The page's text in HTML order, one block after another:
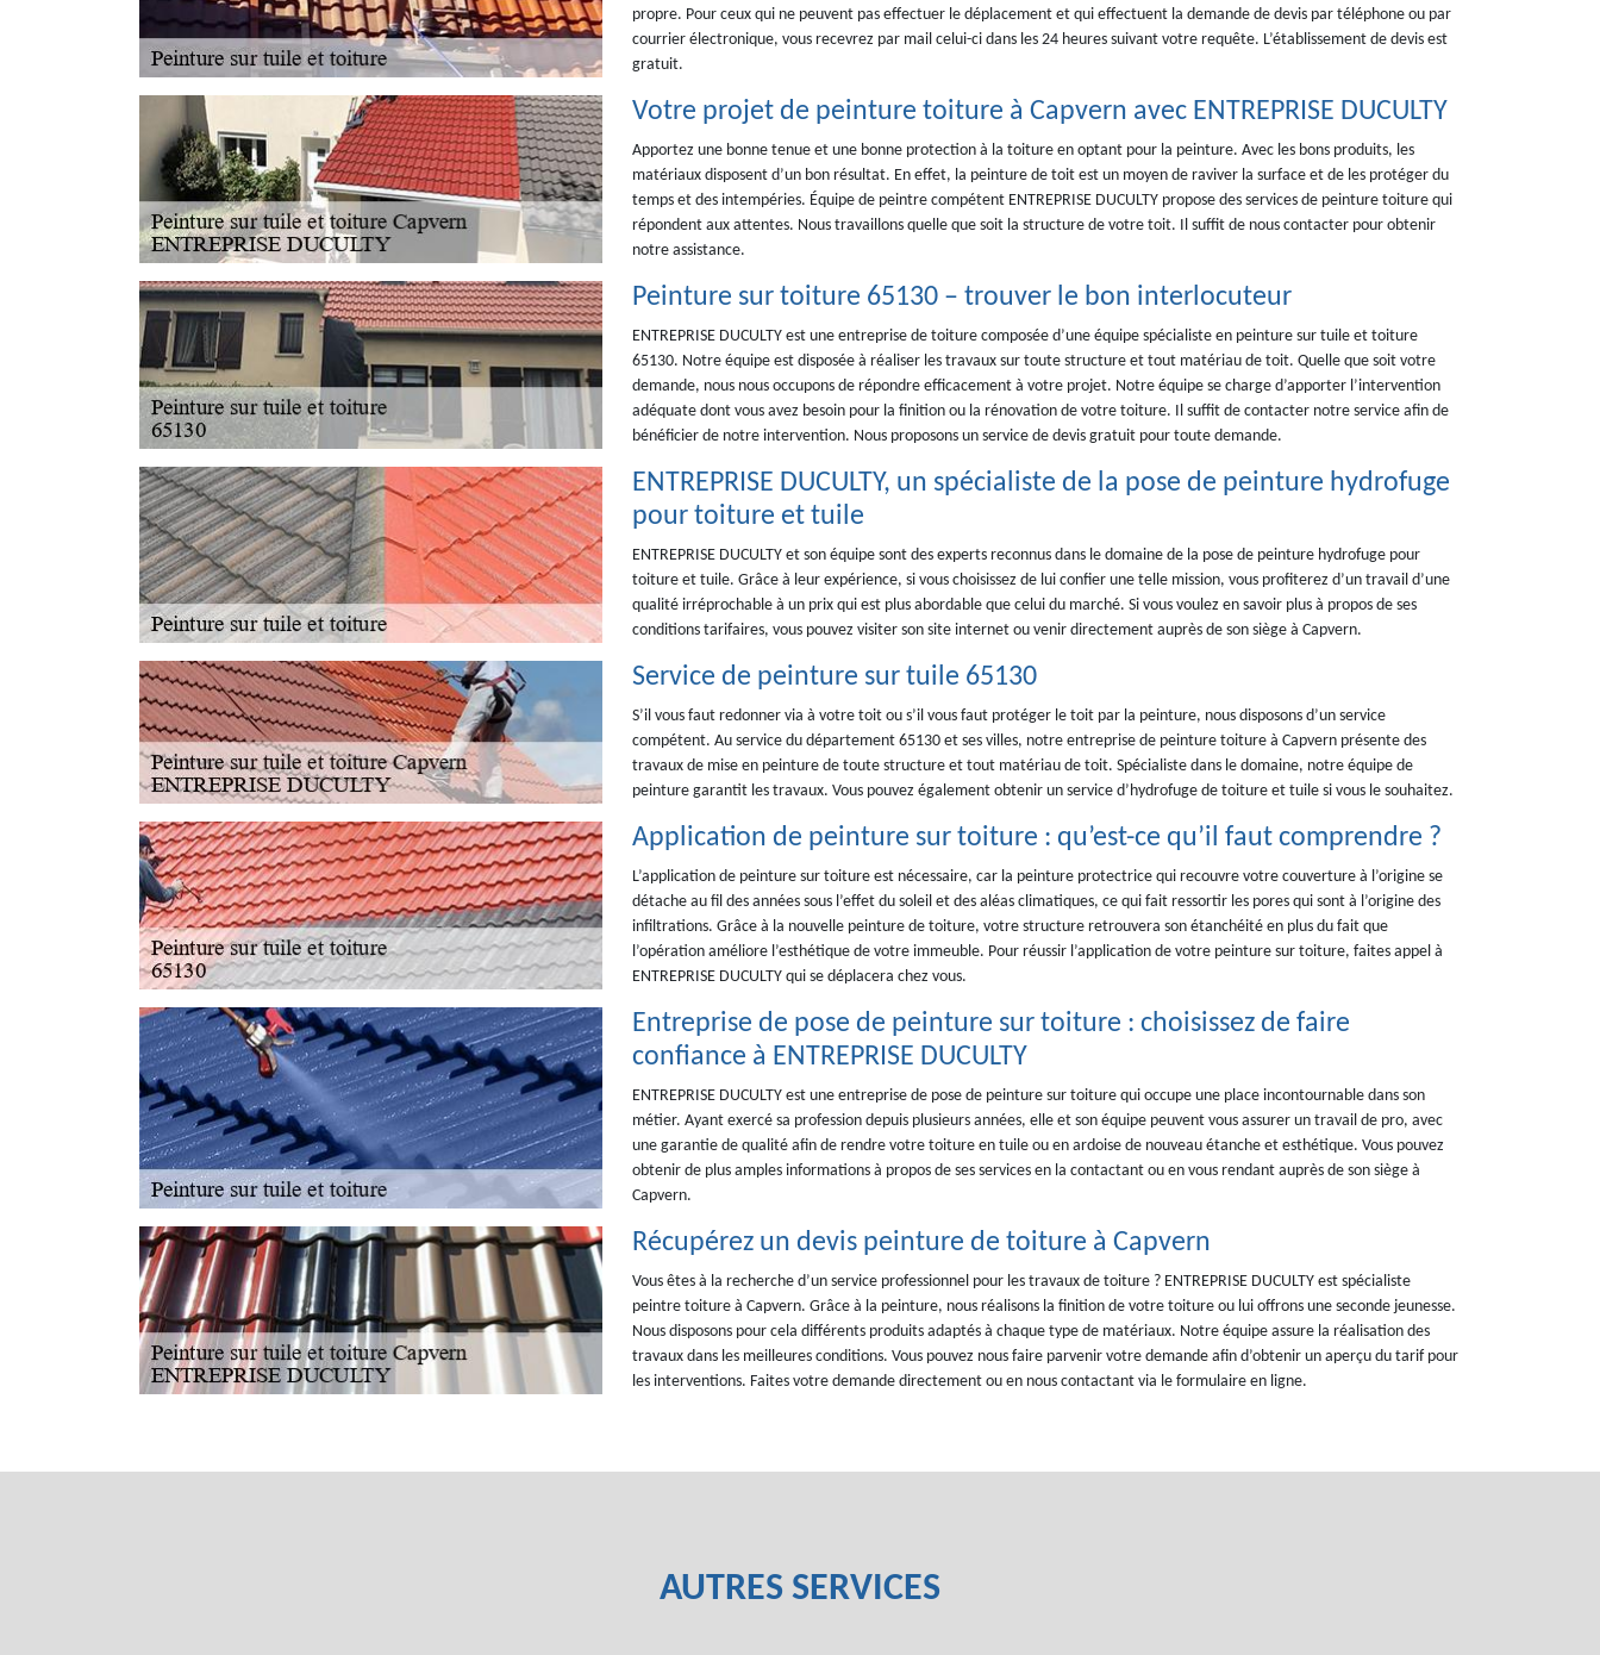
propre. Pour ceux qui ne peuvent pas effectuer le déplacement et qui effectuent la demande de devis par téléphone ou par
courrier électronique, vous recevrez par mail celui-ci dans les 24 heures suivant votre requête. L’établissement de devis est
gratuit.
Votre projet de peinture toiture à Capvern avec ENTREPRISE DUCULTY
Apportez une bonne tenue et une bonne protection à la toiture en optant pour la peinture. Avec les bons produits, les
matériaux disposent d’un bon résultat. En effet, la peinture de toit est un moyen de raviver la surface et de les protéger du
temps et des intempéries. Équipe de peintre compétent ENTREPRISE DUCULTY propose des services de peinture toiture qui
répondent aux attentes. Nous travaillons quelle que soit la structure de votre toit. Il suffit de nous contacter pour obtenir
notre assistance.
Peinture sur toiture 65130 – trouver le bon interlocuteur
ENTREPRISE DUCULTY est une entreprise de toiture composée d’une équipe spécialiste en peinture sur tuile et toiture
65130. Notre équipe est disposée à réaliser les travaux sur toute structure et tout matériau de toit. Quelle que soit votre
demande, nous nous occupons de répondre efficacement à votre projet. Notre équipe se charge d’apporter l’intervention
adéquate dont vous avez besoin pour la finition ou la rénovation de votre toiture. Il suffit de contacter notre service afin de
bénéficier de notre intervention. Nous proposons un service de devis gratuit pour toute demande.
ENTREPRISE DUCULTY, un spécialiste de la pose de peinture hydrofuge
pour toiture et tuile
ENTREPRISE DUCULTY et son équipe sont des experts reconnus dans le domaine de la pose de peinture hydrofuge pour
toiture et tuile. Grâce à leur expérience, si vous choisissez de lui confier une telle mission, vous profiterez d’un travail d’une
qualité irréprochable à un prix qui est plus abordable que celui du marché. Si vous voulez en savoir plus à propos de ses
conditions tarifaires, vous pouvez visiter son site internet ou venir directement auprès de son siège à Capvern.
Service de peinture sur tuile 65130
S’il vous faut redonner via à votre toit ou s’il vous faut protéger le toit par la peinture, nous disposons d’un service
compétent. Au service du département 65130 et ses villes, notre entreprise de peinture toiture à Capvern présente des
travaux de mise en peinture de toute structure et tout matériau de toit. Spécialiste dans le domaine, notre équipe de
peinture garantit les travaux. Vous pouvez également obtenir un service d’hydrofuge de toiture et tuile si vous le souhaitez.
Application de peinture sur toiture : qu’est-ce qu’il faut comprendre ?
L’application de peinture sur toiture est nécessaire, car la peinture protectrice qui recouvre votre couverture à l’origine se
détache au fil des années sous l’effet du soleil et des aléas climatiques, ce qui fait ressortir les pores qui sont à l’origine des
infiltrations. Grâce à la nouvelle peinture de toiture, votre structure retrouvera son étanchéité en plus du fait que
l’opération améliore l’esthétique de votre immeuble. Pour réussir l’application de votre peinture sur toiture, faites appel à
ENTREPRISE DUCULTY qui se déplacera chez vous.
Entreprise de pose de peinture sur toiture : choisissez de faire
confiance à ENTREPRISE DUCULTY
ENTREPRISE DUCULTY est une entreprise de pose de peinture sur toiture qui occupe une place incontournable dans son
métier. Ayant exercé sa profession depuis plusieurs années, elle et son équipe peuvent vous assurer un travail de pro, avec
une garantie de qualité afin de rendre votre toiture en tuile ou en ardoise de nouveau étanche et esthétique. Vous pouvez
obtenir de plus amples informations à propos de ses services en la contactant ou en vous rendant auprès de son siège à
Capvern.
Récupérez un devis peinture de toiture à Capvern
Vous êtes à la recherche d’un service professionnel pour les travaux de toiture ? ENTREPRISE DUCULTY est spécialiste
peintre toiture à Capvern. Grâce à la peinture, nous réalisons la finition de votre toiture ou lui offrons une seconde jeunesse.
Nous disposons pour cela différents produits adaptés à chaque type de matériaux. Notre équipe assure la réalisation des
travaux dans les meilleures conditions. Vous pouvez nous faire parvenir votre demande afin d’obtenir un aperçu du tarif pour
les interventions. Faites votre demande directement ou en nous contactant via le formulaire en ligne.
AUTRES SERVICES